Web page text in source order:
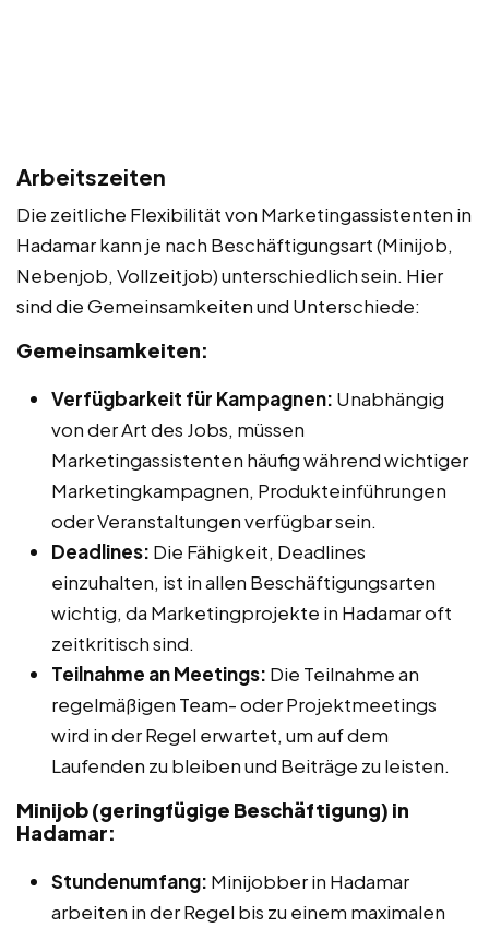
Arbeitszeiten
Die zeitliche Flexibilität von Marketingassistenten in
Hadamar kann je nach Beschäftigungsart (Minijob,
Nebenjob, Vollzeitjob) unterschiedlich sein. Hier
sind die Gemeinsamkeiten und Unterschiede:
Gemeinsamkeiten:
Verfügbarkeit für Kampagnen: Unabhängig
von der Art des Jobs, müssen
Marketingassistenten häufig während wichtiger
Marketingkampagnen, Produkteinführungen
oder Veranstaltungen verfügbar sein.
Deadlines: Die Fähigkeit, Deadlines
einzuhalten, ist in allen Beschäftigungsarten
wichtig, da Marketingprojekte in Hadamar oft
zeitkritisch sind.
Teilnahme an Meetings: Die Teilnahme an
regelmäßigen Team- oder Projektmeetings
wird in der Regel erwartet, um auf dem
Laufenden zu bleiben und Beiträge zu leisten.
Minijob (geringfügige Beschäftigung) in
Hadamar:
Stundenumfang: Minijobber in Hadamar
arbeiten in der Regel bis zu einem maximalen